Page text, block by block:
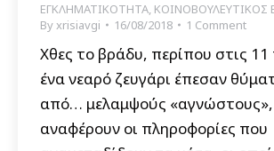
ΕΓΚΛΗΜΑΤΙΚΟΤΗΤΑ, ΚΟΙΝΟΒΟΥΛΕΥΤΙΚΟΣ
Byxrisiavgi 16/08/2018 1 Comment
Χθες το βράδυ, περίπου στις
ένα νεαρό ζευγάρι έπεσαν
από… μελαμψούς
αναφέρουν οι πληροφορίες που